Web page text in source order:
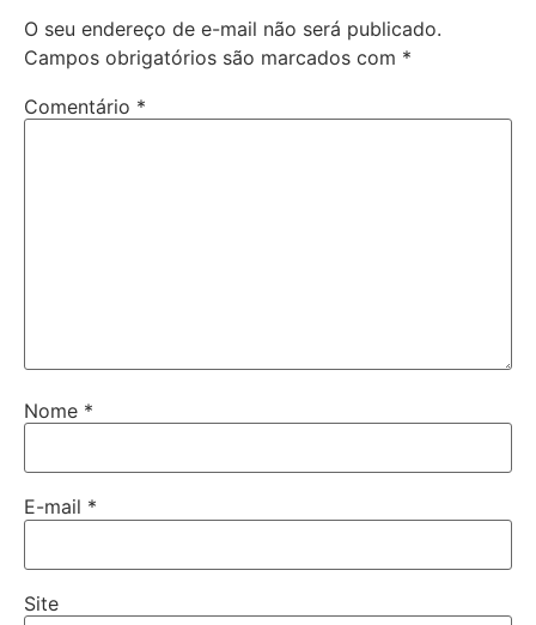
O seu endereço de e-mail não será publicado.
Campos obrigatórios são marcados com *
Comentário *
Nome *
E-mail *
Site